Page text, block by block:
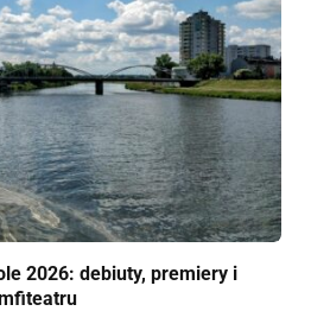
2026: debiuty, premiery i